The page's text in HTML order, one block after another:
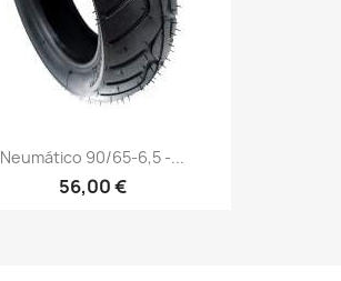
Neumático 90/65-6,5 -...
56,00 €